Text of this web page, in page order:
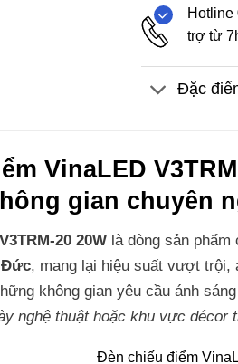
Hotline
trợ từ
Đặc
VinaLED
gian chuyên
20 20Wlà dòng sản phẩm
Đức, mang lại hiệu suất vượt trội,
không gian yêu cầu ánh
nghệ thuật hoặc khu vực décor